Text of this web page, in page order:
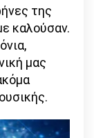
ή
γρήγορα
γεμίσει
το
της
καλούσαν.
μας